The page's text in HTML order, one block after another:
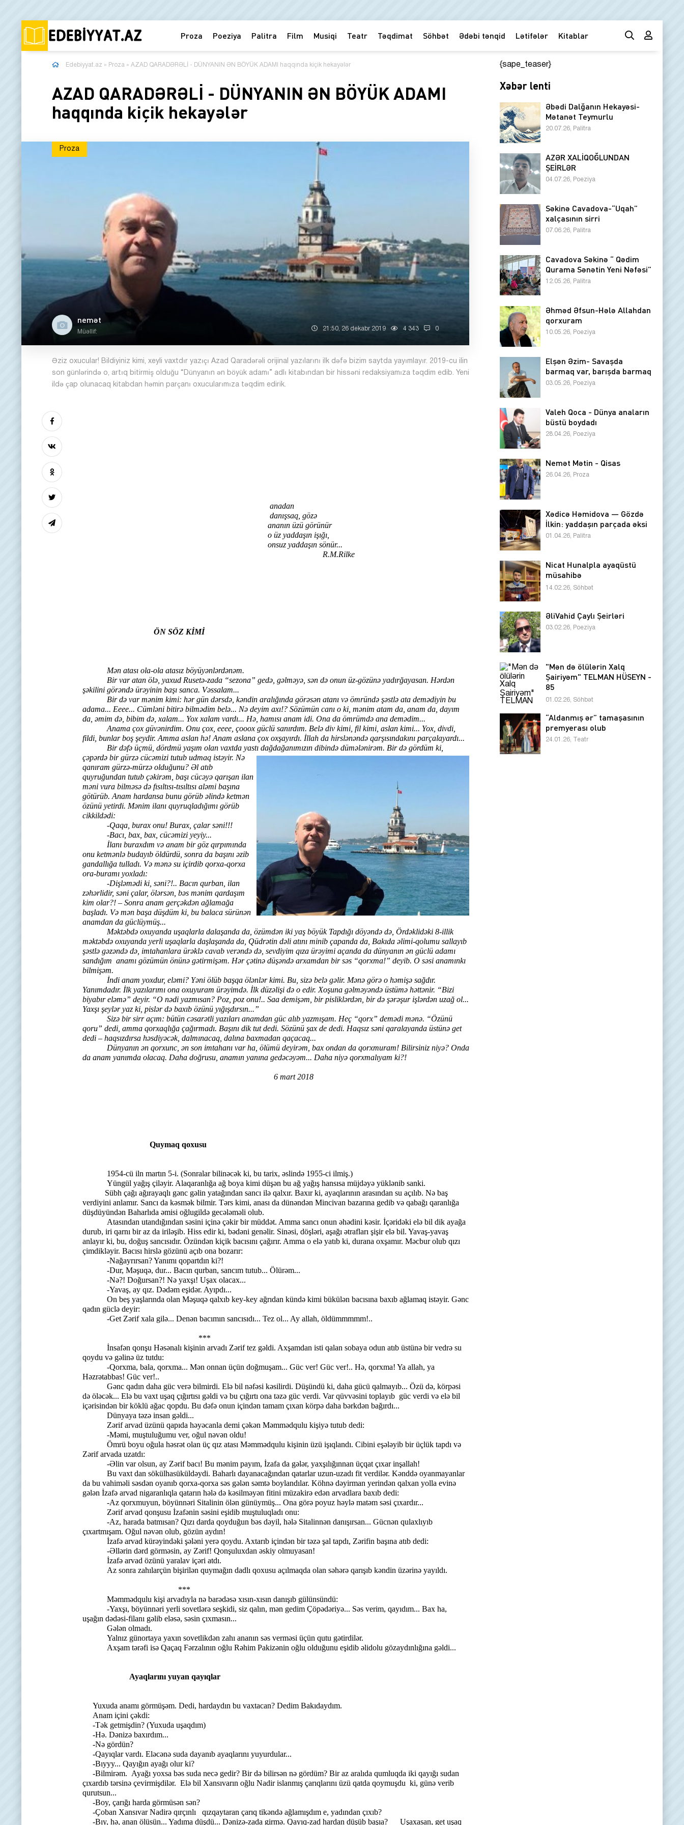
Proza Poeziya Palitra Film Musiqi Teatr Təqdimat Söhbət Ədəbi tənqid Lətifələr Kitablar
Edebiyyat.az » Proza » AZAD QARADƏRƏLİ - DÜNYANIN ƏN BÖYÜK ADAMI haqqında kiçik hekayələr
AZAD QARADƏRƏLİ - DÜNYANIN ƏN BÖYÜK ADAMI
haqqında kiçik hekayələr
Proza
nemət
Müəllif:
21:50, 26 dekabr 2019 4 343 0
Əziz oxucular! Bildiyiniz kimi, xeyli vaxtdır yazıçı Azad Qaradərəli orijinal yazılarını ilk dəfə bizim saytda yayımlayır. 2019-cu ilin
son günlərində o, artıq bitirmiş olduğu “Dünyanın ən böyük adamı” adlı kitabından bir hissəni redaksiyamıza təqdim edib. Yeni
ildə çap olunacaq kitabdan həmin parçanı oxucularımıza təqdim edirik.
anadan
danışsaq, gözə
ananın üzü görünür
o üz yaddaşın işığı,
onsuz yaddaşın sönür...
R.M.Rilke
ÖN SÖZ KİMİ
Mən atası ola-ola atasız böyüyənlərdənəm.
Bir var atan ölə, yaxud Rusetə-zada “sezona” gedə, gəlməyə, sən də onun üz-gözünə yadırğayasan. Hərdən
şəkilini görəndə ürəyinin başı sanca. Vəssalam...
Bir də var mənim kimi: hər gün dərsdə, kəndin aralığında görəsən atanı və ömründə şəstlə ata demədiyin bu
adama... Eeee... Cümləni bitirə bilmədim belə... Nə deyim axı!? Sözümün canı o ki, mənim atam da, anam da, dayım
da, əmim də, bibim də, xalam... Yox xalam vardı... Hə, hamısı anam idi. Ona da ömrümdə ana demədim...
Anama çox güvənirdim. Onu çox, eeee, çooox güclü sanırdım. Belə div kimi, fil kimi, aslan kimi... Yox, divdi,
fildi, bunlar boş şeydir. Amma aslan hə! Anam aslana çox oxşayırdı. İllah da hirslənəndə qarşısındakını parçalayardı...
Bir dəfə üçmü, dördmü yaşım olan vaxtda yastı dağdağanımızın dibində dümələnirəm. Bir də gördüm ki,
çəpərdə bir gürzə cücəmizi tutub udmaq istəyir. Nə
qanıram gürzə-mürzə olduğunu? Əl atıb
quyruğundan tutub çəkirəm, başı cücəyə qarışan ilan
məni vura bilməsə də fısıltısı-tısıltısı aləmi başına
götürüb. Anam hardansa bunu görüb əlində ketmən
özünü yetirdi. Mənim ilanı quyruqladığımı görüb
cikkildədi:
-Qaqa, burax onu! Burax, çalar səni!!!
-Bacı, bax, bax, cücəmizi yeyiy...
İlanı buraxdım və anam bir göz qırpımında
onu ketmənlə budayıb öldürdü, sonra da başını əzib
gandallığa tulladı. Və mənə su içirdib qorxa-qorxa
ora-buramı yoxladı:
-Dişləmədi ki, səni?!.. Bacın qurban, ilan
zəhərlidir, səni çalar, ölərsən, bəs mənim qardaşım
kim olar?! – Sonra anam gerçəkdən ağlamağa
başladı. Və mən başa düşdüm ki, bu balaca sürünən
anamdan da güclüymüş...
Məktəbdə oxuyanda uşaqlarla dalaşanda da, özümdən iki yaş böyük Tapdığı döyəndə də, Ördəklidəki 8-illik
məktəbdə oxuyanda yerli uşaqlarla daşlaşanda da, Qüdrətin dəli atını minib çapanda da, Bakıda əlimi-qolumu sallayıb
şəstlə gəzəndə də, imtahanlara ürəklə cavab verəndə də, sevdiyim qıza ürəyimi açanda da dünyanın ən güclü adamı
sandığım anamı gözümün önünə gətirmişəm. Hər çətinə düşəndə arxamdan bir səs “qorxma!” deyib. O səsi anamınkı
bilmişəm.
İndi anam yoxdur, eləmi? Yəni ölüb başqa ölənlər kimi. Bu, sizə belə gəlir. Mənə görə o həmişə sağdır.
Yanımdadır. İlk yazılarımı ona oxuyuram ürəyimdə. İlk düzəlişi də o edir. Xoşuna gəlməyəndə üstümə həttənir. “Bizi
biyabır eləmə” deyir. “O nədi yazmısan? Poz, poz onu!.. Saa demişəm, bir pisliklərdən, bir də şərəşur işlərdən uzağ ol...
Yaxşı şeylər yaz ki, pislər də baxıb özünü yığışdırsın...”
Sizə bir sirr açım: bütün cəsarətli yazıları anamdan güc alıb yazmışam. Heç “qorx” demədi mənə. “Özünü
qoru” dedi, amma qorxaqlığa çağırmadı. Başını dik tut dedi. Sözünü şax de dedi. Haqsız səni qaralayanda üstünə get
dedi – haqsızdırsa həsdiyəcək, dalmınacaq, dalına baxmadan qaçacaq...
Dünyanın ən qorxunc, ən son imtahanı var ha, ölümü deyirəm, bax ondan da qorxmuram! Bilirsiniz niyə? Onda
da anam yanımda olacaq. Daha doğrusu, anamın yanına gedəcəyəm... Daha niyə qorxmalıyam ki?!
6 mart 2018
Quymaq qoxusu
1954-cü iln martın 5-i. (Sonralar bilinəcək ki, bu tarix, əslində 1955-ci ilmiş.)
Yüngül yağış çiləyir. Alaqaranlığa ağ boya kimi düşən bu ağ yağış hansısa müjdəyə yüklənib sanki.
Sübh çağı ağırayaqlı gənc gəlin yatağından sancı ilə qalxır. Baxır ki, ayaqlarının arasından su açılıb. Nə baş
verdiyini anlamır. Sancı da kəsmək bilmir. Tərs kimi, anası da dünəndən Mincivan bazarına gedib və qabağı qaranlığa
düşdüyündən Baharlıda əmisi oğlugildə gecələməli olub.
Atasından utandığından səsini içinə çəkir bir müddət. Amma sancı onun əhədini kəsir. İçəridəki elə bil dik ayağa
durub, iri qarnı bir az da iriləşib. Hiss edir ki, bədəni genəlir. Sinəsi, döşləri, aşağı ətrafları şişir elə bil. Yavaş-yavaş
anlayır ki, bu, doğuş sancısıdır. Özündən kiçik bacısını çağırır. Amma o elə yatıb ki, durana oxşamır. Məcbur olub qızı
çimdikləyir. Bacısı hirslə gözünü açıb ona bozarır:
-Nağayrırsan? Yanımı qopartdın ki?!
-Dur, Məşuqə, dur... Bacın qurban, sancım tutub... Ölürəm...
-Nə?! Doğursan?! Nə yaxşı! Uşax olacax...
-Yavaş, ay qız. Dədəm eşidər. Ayıpdı...
On beş yaşlarında olan Məşuqə qalxıb key-key ağrıdan kündə kimi bükülən bacısına baxıb ağlamaq istəyir. Gənc
qadın güclə deyir:
-Get Zərif xala gilə... Denən bacımın sancısıdı... Tez ol... Ay allah, öldümmmmm!..
***
İnsafən qonşu Həsənalı kişinin arvadı Zərif tez gəldi. Axşamdan isti qalan sobaya odun atıb üstünə bir vedrə su
qoydu və gəlinə üz tutdu:
-Qorxma, bala, qorxma... Mən onnan üçün doğmuşam... Güc ver! Güc ver!.. Hə, qorxma! Ya allah, ya
Həzrətabbas! Güc ver!..
Gənc qadın daha güc verə bilmirdi. Elə bil nəfəsi kəsilirdi. Düşündü ki, daha gücü qalmayıb... Özü də, körpəsi
də öləcək... Elə bu vaxt uşaq çığırtısı gəldi və bu çığırtı ona təzə güc verdi. Var qüvvəsini toplayıb güc verdi və elə bil
içərisindən bir köklü ağac qopdu. Bu dəfə onun içindən tamam çıxan körpə daha bərkdən bağırdı...
Dünyaya təzə insan gəldi...
Zərif arvad üzünü qapıda həyəcanla demi çəkən Məmmədqulu kişiyə tutub dedi:
-Məmi, muştuluğumu ver, oğul nəvən oldu!
Ömrü boyu oğula həsrət olan üç qız atası Məmmədqulu kişinin üzü işıqlandı. Cibini eşələyib bir üçlük tapdı və
Zərif arvada uzatdı:
-Əlin var olsun, ay Zərif bacı! Bu mənim payım, İzafa da gələr, yaxşılığınnan üçqat çıxar inşallah!
Bu vaxt dan sökülhasüküldəydi. Baharlı dayanacağından qatarlar uzun-uzadı fit verdilər. Kənddə oyanmayanlar
da bu vahiməli səsdən oyanıb qorxa-qorxa səs gələn səmtə boylandılar. Köhnə dəyirman yerindən qalxan yolla evinə
gələn İzafə arvad nigaranlıqla qatarın hələ də kəsilməyən fitini müzakirə edən arvadlara baxıb dedi:
-Az qorxmuyun, böyünnəri Sitalinin ölən günüymüş... Ona görə poyuz həylə matəm səsi çıxardır...
Zərif arvad qonşusu İzafənin səsini eşidib muştuluqladı onu:
-Az, harada batmısan? Qızı darda qoyduğun bəs dəyil, hələ Sitalinnən danışırsan... Gücnən qulaxlıyıb
çıxartmışam. Oğul nəvən olub, gözün aydın!
İzafə arvad kürəyindəki şələni yerə qoydu. Axtarıb içindən bir təzə şal tapdı, Zərifin başına atıb dedi:
-Əllərin dərd görməsin, ay Zərif! Qonşuluxdan əskiy olmuyasan!
İzafə arvad özünü yaralav içəri atdı.
Az sonra zahılarçün bişirilən quymağın dadlı qoxusu açılmaqda olan səhərə qarışıb kəndin üzərinə yayıldı.
***
Məmmədqulu kişi arvadıyla nə barədəsə xısın-xısın danışıb gülünsündü:
-Yaxşı, böyünnəri yerli sovetlərə seşkidi, siz qalın, mən gedim Çöpədəriyə... Səs verim, qayıdım... Bax ha,
uşağın dədəsi-filanı gəlib eləsə, səsin çıxmasın...
Gələn olmadı.
Yalnız günortaya yaxın sovetlikdən zahı ananın səs verməsi üçün qutu gətirdilər.
Axşam tərəfi isə Qaçaq Fərzalının oğlu Rəhim Pakizənin oğlu olduğunu eşidib əlidolu gözaydınlığına gəldi...
Ayaqlarını yuyan qayıqlar
Yuxuda anamı görmüşəm. Dedi, hardaydın bu vaxtacan? Dedim Bakıdaydım.
Anam içini çəkdi:
-Tək getmişdin? (Yuxuda uşaqdım)
-Hə. Dənizə baxırdım...
-Nə gördün?
-Qayıqlar vardı. Eləcənə suda dayanıb ayaqlarını yuyurdular...
-Bıyyy... Qayığın ayağı olur ki?
-Bilmirəm. Ayağı yoxsa bəs suda necə gedir? Bir də bilirsən nə gördüm? Bir az aralıda qumluqda iki qayığı sudan
çıxardıb tərsinə çevirmişdilər. Elə bil Xansıvarın oğlu Nadir islanmış çarıqlarını üzü qatda qoymuşdu ki, günə verib
qurutsun...
-Boy, çarığı harda görmüsən sən?
-Çoban Xansıvar Nadirə qırçınlı qızqaytaran çarıq tikəndə ağlamışdım e, yadından çıxıb?
-Bıy, hə, anan ölüsün... Yadıma düşdü... Dənizə-zada girmə. Qayıq-zad hardan düşüb başıa? Uşaxasan, get uşaq
{sape_teaser}
Xəbər lenti
Əbədi Dalğanın Hekayəsi-
Mətanət Teymurlu
20.07.26, Palitra
AZƏR XALİQOĞLUNDAN
ŞEİRLƏR
04.07.26, Poeziya
Səkinə Cavadova-“Uqah”
xalçasının sirri
07.06.26, Palitra
Cavadova Səkinə “ Qədim
Qurama Sənətin Yeni Nəfəsi”
12.05.26, Palitra
Əhməd Əfsun-Hələ Allahdan
qorxuram
10.05.26, Poeziya
Elşən Əzim- Savaşda
barmaq var, barışda barmaq
03.05.26, Poeziya
Valeh Qoca - Dünya anaların
büstü boydadı
28.04.26, Poeziya
Nemət Mətin - Qisas
26.04.26, Proza
Xədicə Həmidova — Gözdə
İlkin: yaddaşın parçada əksi
01.04.26, Palitra
Nicat Hunalpla ayaqüstü
müsahibə
14.02.26, Söhbət
ƏliVahid Çaylı Şeirləri
03.02.26, Poeziya
"Mən də ölülərin Xalq
Şairiyəm" TELMAN HÜSEYN -
85
01.02.26, Söhbət
“Aldanmış ər” tamaşasının
premyerası olub
24.01.26, Teatr